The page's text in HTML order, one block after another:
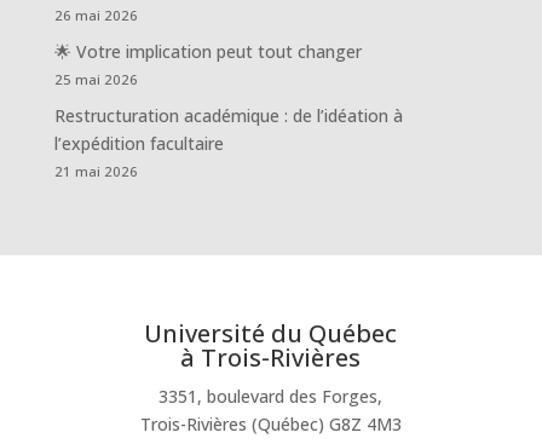
26 mai 2026
🌟 Votre implication peut tout changer
25 mai 2026
Restructuration académique : de l’idéation à
l’expédition facultaire
21 mai 2026
Université du Québec
à Trois-Rivières
3351, boulevard des Forges,
Trois-Rivières (Québec) G8Z 4M3